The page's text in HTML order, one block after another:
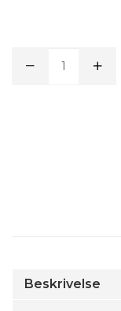
Beskrivelse